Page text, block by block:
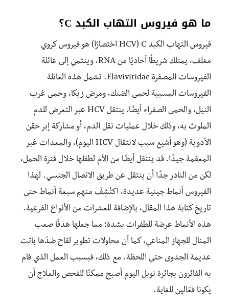
ما هو فيروس التهاب الكبد C؟
فيروس التهاب الكبد C (HCV اختصارًا) هو فيروس كروي
مغلف، يمتلك شريطًا أحاديًا من RNA، وينتمي إلى عائلة
الفيروسات المصفرة Flaviviridae. تشمل هذه العائلة
الفيروسات المسببة لحمى الضنك، ومرض زيكا، وحمى غرب
النيل، والحمى الصفراء أيضًا. ينتقل HCV عبر التعرض للدم
الملوث به، وذلك خلال عمليات نقل الدم، أو مشاركة إبر حقن
الأدوية (وهو أشيع سبب لانتقال HCV اليوم)، والمعدات غير
المعقمة جيدًا. قد ينتقل أيضًا من الأم لطفلها خلال فترة الحمل،
لكن من النادر جدًا أن ينتقل عن طريق الاتصال الجنسي. لهذا
الفيروس أنماط جينية عديدة، اكتُشِفَ منهم سبعة أنماط حتى
تاريخ كتابة هذا المقال، بالإضافة للعشرات من الأنواع الفرعية.
هذه الأنماط عرضة للطفرات بشدة؛ مما جعلها هدفًا صعب
المنال للجهاز المناعي، كما أن محاولات تطوير لقاح ضدّها باتت
عديمة الجدوى حتى اللحظة. مع ذلك، فبسبب العمل الذي قام
به الفائزون بجائزة نوبل اليوم أصبح ممكنًا للفحص والعلاج أن
يكونا فعّالين للغاية.